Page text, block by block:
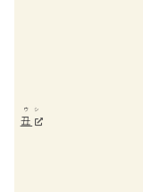
丑
ウシ